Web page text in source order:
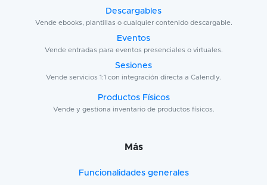
Descargables
Vende ebooks, plantillas o cualquier contenido descargable.
Eventos
Vende entradas para eventos presenciales o virtuales.
Sesiones
Vende servicios 1:1 con integración directa a Calendly.
Productos Físicos
Vende y gestiona inventario de productos físicos.
Más
Funcionalidades generales